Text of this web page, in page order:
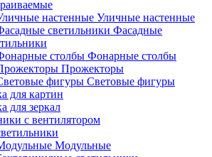
Уличные настенные
Фасадные
Фонарные столбы
Прожекторы
Световые фигуры
для картин
для зеркал
с вентилятором
Модульные